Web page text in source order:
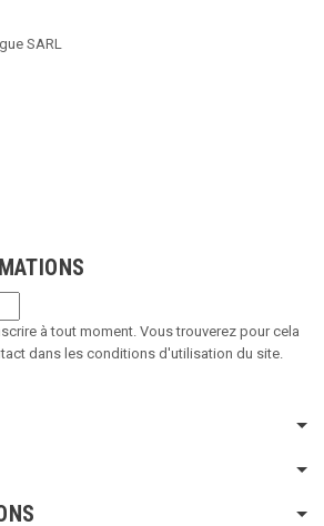
SARL
à tout moment. Vous trouverez pour cela
dans les conditions d'utilisation du site.